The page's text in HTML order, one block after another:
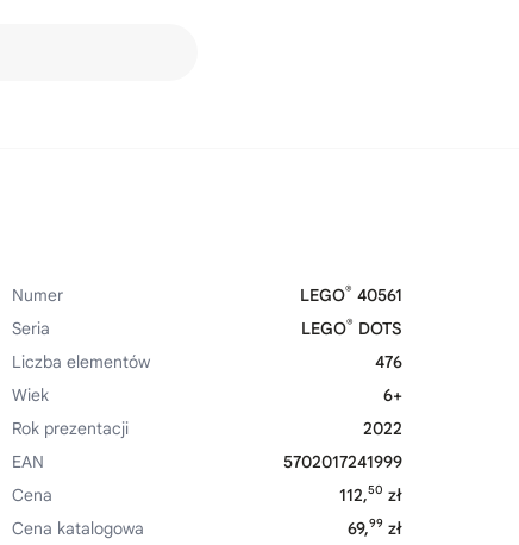
Numer LEGO® 40561
Seria
LEGO® DOTS
Liczba elementów
476
Wiek
6+
Rok prezentacji
2022
EAN
5702017241999
Cena
112,50 zł
Cena katalogowa
69,99 zł